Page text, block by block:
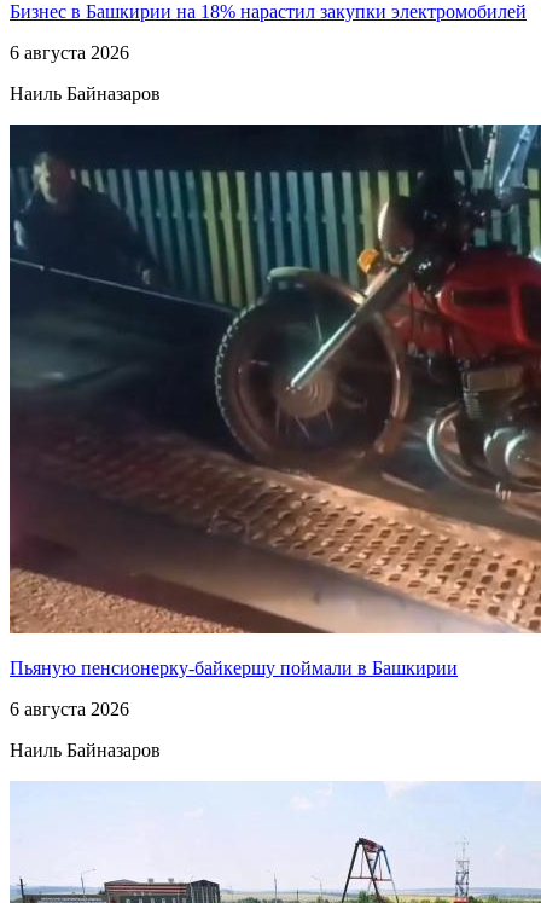
Бизнес в Башкирии на 18% нарастил закупки электромобилей
6 августа 2026
Наиль Байназаров
Пьяную пенсионерку-байкершу поймали в Башкирии
6 августа 2026
Наиль Байназаров